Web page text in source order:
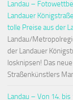
Landau –
Landauer
tolle Preise aus der
Landau/
der Landauer
losknipsen! Das
Straßenkünstlers
Landau – Von 14.